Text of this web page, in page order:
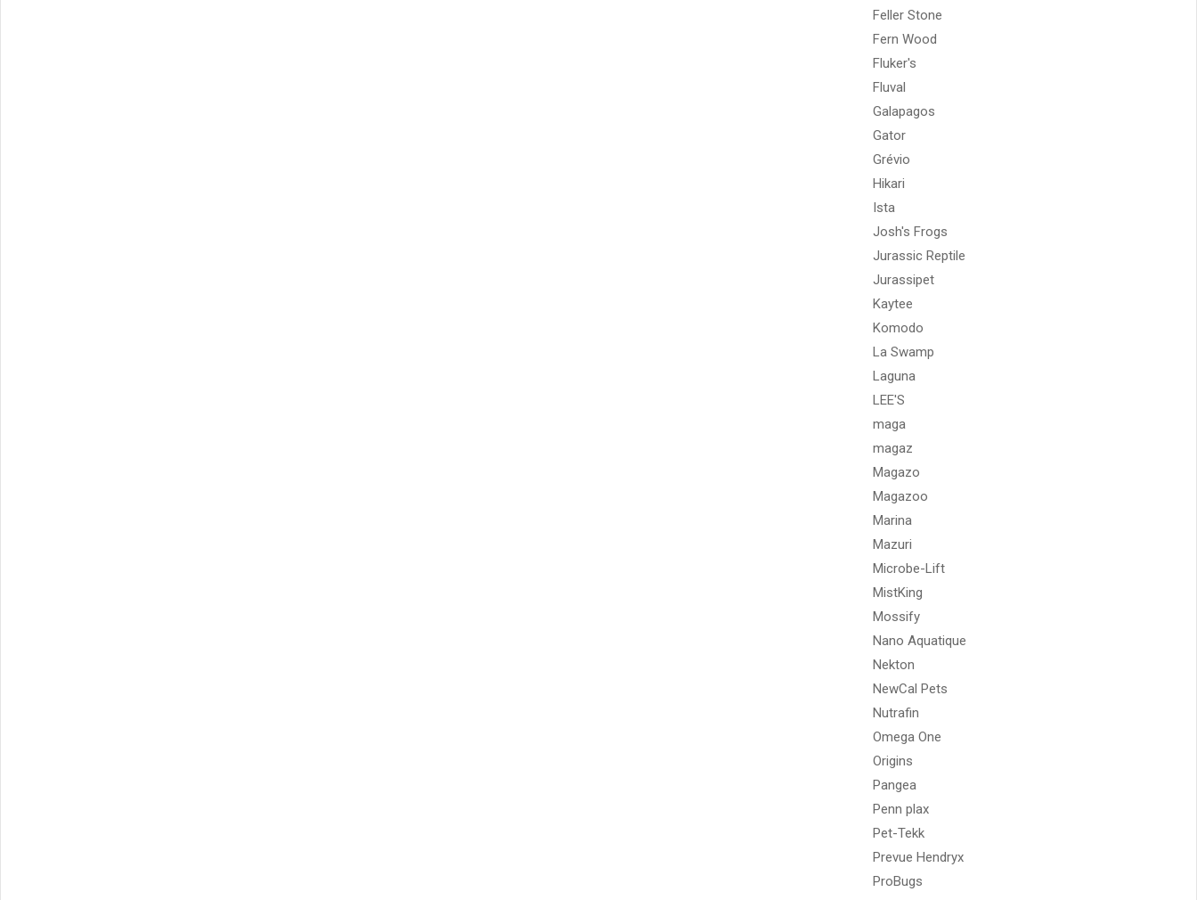
Feller Stone
Fern Wood
Fluker's
Fluval
Galapagos
Gator
Grévio
Hikari
Ista
Josh's Frogs
Jurassic Reptile
Jurassipet
Kaytee
Komodo
La Swamp
Laguna
LEE'S
maga
magaz
Magazo
Magazoo
Marina
Mazuri
Microbe-Lift
MistKing
Mossify
Nano Aquatique
Nekton
NewCal Pets
Nutrafin
Omega One
Origins
Pangea
Penn plax
Pet-Tekk
Prevue Hendryx
ProBugs